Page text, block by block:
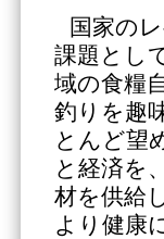
国家の
課題とし
域の食糧
釣りを趣
とんど望
と経済を
材を供給
より健康